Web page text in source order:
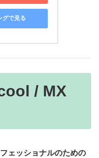
グで見る
/ MX
ェッショナルのための